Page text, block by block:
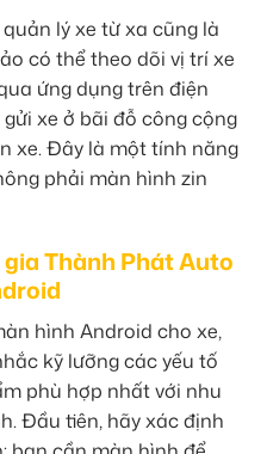
lý xe từ xa cũng là
có thể theo dõi vị trí xe
ứng dụng trên điện
xe ở bãi đỗ công cộng
xe. Đây là một tính năng
phải màn hình zin
Thành Phát Auto
hình Android cho xe,
kỹ lưỡng các yếu tố
phù hợp nhất với nhu
Đầu tiên, hãy xác định